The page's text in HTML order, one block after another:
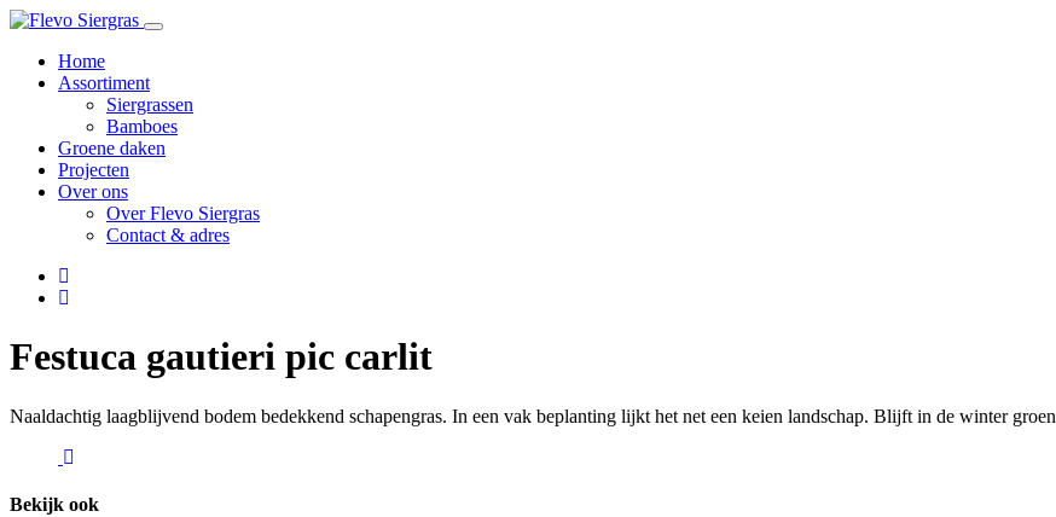
Home
Assortiment
Siergrassen
Bamboes
Groene daken
Projecten
Over ons
Over Flevo Siergras
Contact & adres
Instagram
Festuca gautieri pic carlit
Naaldachtig laagblijvend bodem bedekkend schapengras. In een vak beplanting lijkt het net een keien landschap. Blijft in de winter groen
afbeelding
Bekijk ook